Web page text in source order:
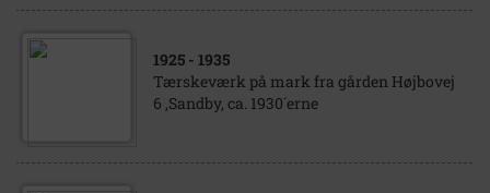
1925 - 1935
Tærskeværk på mark fra gården Højbovej
6 ,Sandby, ca. 1930´erne